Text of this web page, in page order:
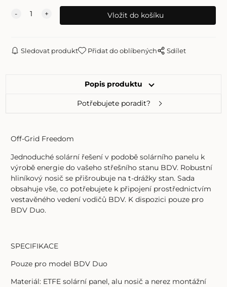
Sledovat produkt Přidat do oblíbených Sdílet
Popis produktu
Potřebujete poradit?
Off-Grid Freedom
Jednoduché solární řešení v podobě solárního panelu k
výrobě energie do vašeho střešního stanu BDV. Robustní
hliníkový nosič se přišroubuje na t-drážky stan. Sada
obsahuje vše, co potřebujete k připojení prostřednictvím
vestavěného vedení vodičů BDV. K dispozici pouze pro
BDV Duo.
SPECIFIKACE
Pouze pro model BDV Duo
Materiál: ETFE solární panel, alu nosič a nerez montážní